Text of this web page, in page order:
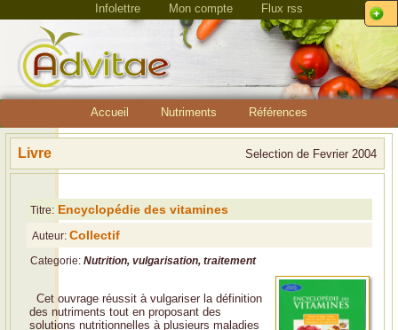
Infolettre Mon compte Flux rss
Accueil Nutriments Références
Livre Selection de Fevrier 2004
Titre: Encyclopédie des vitamines
Auteur: Collectif
Categorie: Nutrition, vulgarisation, traitement
Cet ouvrage réussit à vulgariser la définition
des nutriments tout en proposant des
solutions nutritionnelles à plusieurs maladies